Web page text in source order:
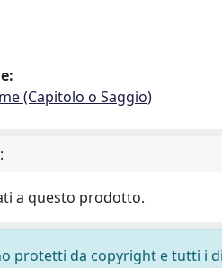
(Capitolo o Saggio)
a questo prodotto.
protetti da copyright e tutti i